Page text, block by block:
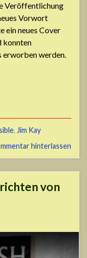
Veröffentlichung
Vorwort
ein neues Cover
konnten
erworben werden.
, Jim Kay
hinterlassen
von